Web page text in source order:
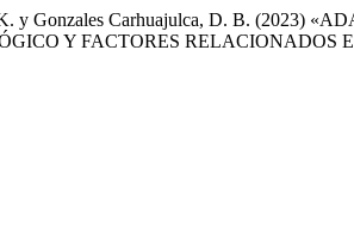
y Gonzales Carhuajulca, D. B. (2023)
Y FACTORES RELACIONADOS